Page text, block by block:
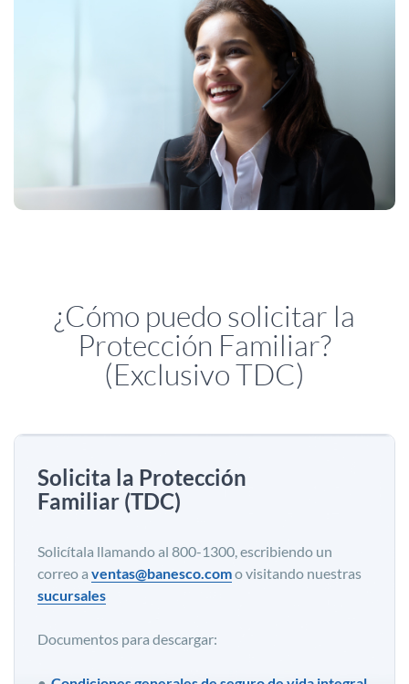
¿Cómo puedo solicitar la
Protección Familiar?
(Exclusivo TDC)
Solicita la Protección
Familiar (TDC)
Solicítala llamando al 800-1300, escribiendo un
correo a ventas@banesco.como visitando nuestras
sucursales
Documentos para descargar: